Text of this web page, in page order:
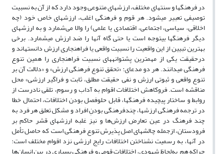
در فرهنگ­ها و سنت­های مختلف، ارزش­های متنوعی وجود دارد که از آن به نسبیت
توصیفی تعبیر می­شود. هر قوم و فرهنگی اغلب، ارزش­های خاص خود (چه
اخلاقی، سیاسی، اجتماعی، اقتصادی یا علمی) را والا می‌شمارد و به ارزش­های
دیگر فرهنگ­ها بی­توجه است یا حتی گاه آنها را ضد ارزش می­شمارد. برخی
بهترین تبیین از این واقعیت را نسبیت واقعی یا فراهنجاری ارزش دانسته­اند و
درحقیقت یکی از مهمترین پشتوانه­های نسبیت فراهنجاری را همین تنوع
فرهنگی می­دانند. هر دو مدعای: «تحقق تنوع فرهنگی ارزش» و «دلالت آن بر
تنوع واقعی و ثبوتی ارزش و نفی حقیقت مطلق، ثابت و فراگیر ارزشی» محل
مناقشه است. فروکاهش اختلافات اقوام به آداب و رسوم، تلقی نادرست از
روابط و ساختار پیچیده فرهنگ­ها، قابل حل­وفصل بودن اختلافات، احتمال خطا
در ترجمه فرهنگی ارزش­ها، چندفرهنگی بودنِ افراد و مشکل تعلق هر فرد به
چند فرهنگ در عین تعارض ارزش‌ها و نیز غلبه ارزش­های قشر حاکم بر
فرودستان، ازجمله چالش­های اصل پذیرش تنوع فرهنگی است که حاصل تأمل
در آنها، به رسمیت نشناختن اختلافات رایج ارزشی نزد اقوام مختلف است؛